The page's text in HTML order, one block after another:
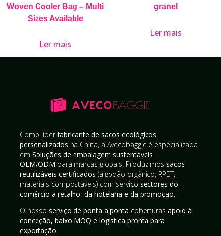
Woven Cooler Bag – Multi
Sizes Available
Ler mais
granel
Ler mais
Como líderfabricante de sacos ecológicos
personalizados na China, a Avecobaggie é especializada
em Soluções de embalagem sustentáveis
OEM/ODM para marcas globais. Produzimos sacos
reutilizáveis certificados (algodão orgânico, RPET,
materiais compostáveis) com serviço sectores do
comércio a retalho, da hotelaria e da promoção.
O nosso serviço de ponta a ponta coberturas apoio à
conceção, baixo MOQ e logística pronta para
exportação.